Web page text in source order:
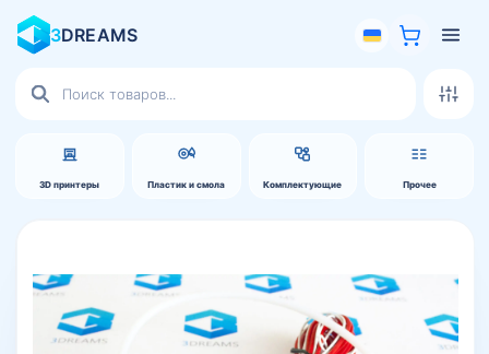
3DREAMS
3D принтеры Пластик и смола Комплектующие Прочее
товаров